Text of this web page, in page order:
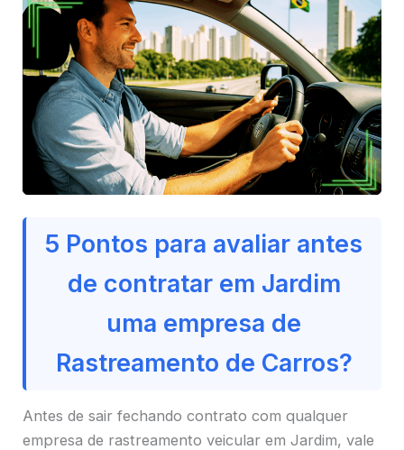
5 Pontos para avaliar antes
de contratar em Jardim
uma empresa de
Rastreamento de Carros?
Antes de sair fechando contrato com qualquer
empresa de rastreamento veicular em Jardim, vale